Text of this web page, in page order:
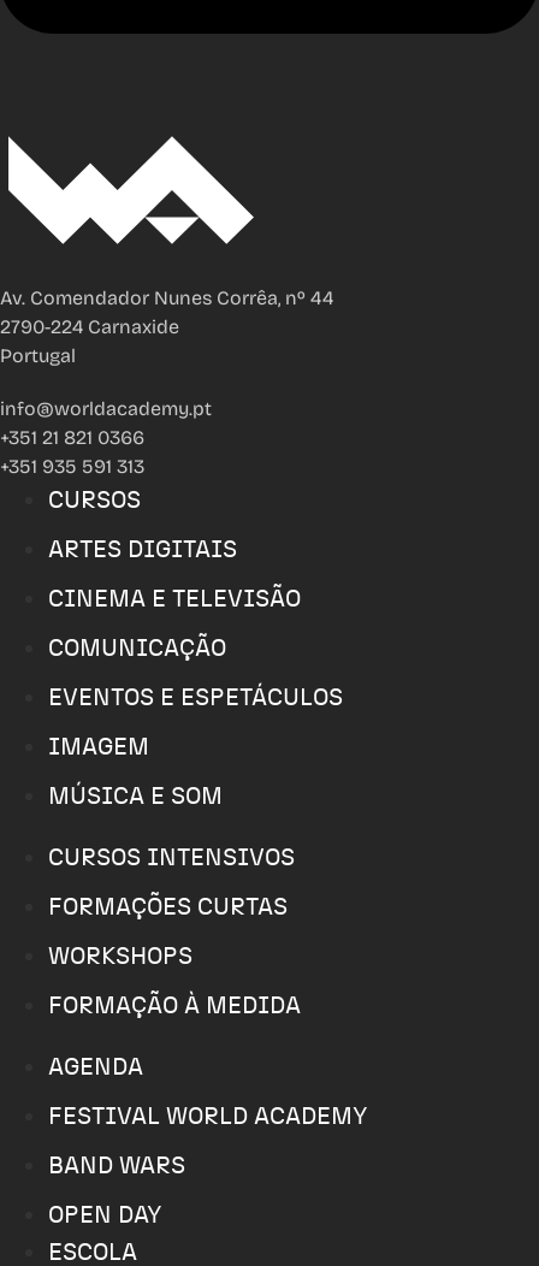
Av. Comendador Nunes Corrêa, nº 44
2790-224 Carnaxide
Portugal
info@worldacademy.pt
+351 21 821 0366
+351 935 591 313
CURSOS
ARTES DIGITAIS
CINEMA E TELEVISÃO
COMUNICAÇÃO
EVENTOS E ESPETÁCULOS
IMAGEM
MÚSICA E SOM
CURSOS INTENSIVOS
FORMAÇÕES CURTAS
WORKSHOPS
FORMAÇÃO À MEDIDA
AGENDA
FESTIVAL WORLD ACADEMY
BAND WARS
OPEN DAY
ESCOLA